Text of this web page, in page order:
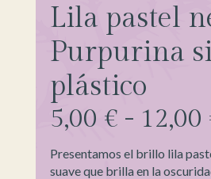
Lila pastel
Purpurina
plástico
5,00 € - 12,00
Presentamos el brillo lila
suave que brilla en la